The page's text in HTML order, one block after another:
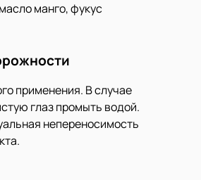
манго, фукус
применения. В случае
глаз промыть водой.
непереносимость